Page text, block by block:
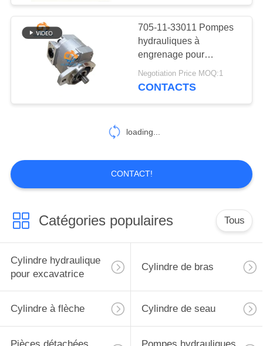
Excavatrice Valve
Moteur de
39
Assy de moteur
d'oscillation
15
705-11-33011 Pompes
hydrauliques à
engrenage pour
Komatsu GD605A-3
GD655A-3 WA100-3-X
Negotiation Price MOQ:1
CONTACTS
loading...
CONTACT!
Catégories populaires Tous
Cylindre hydraulique
pour excavatrice
Cylindre de bras
Cylindre à flèche Cylindre de seau